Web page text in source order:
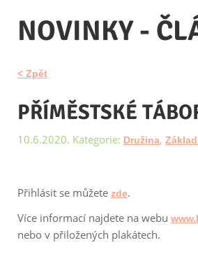
NOVINKY -
< Zpět
PŘÍMĚSTSKÉ
10.6.2020. Kategorie: Družina,
Přihlásit se můžete zde.
Více informací najdete na webu
nebo v přiložených plakátech.